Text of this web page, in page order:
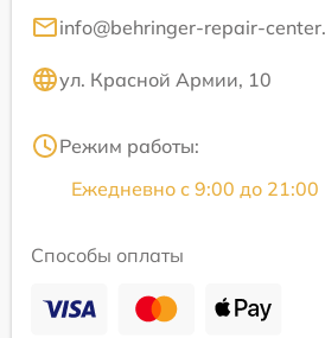
info@behringer-repair-
ул. Красной Армии, 10
Режим работы:
Ежедневно с 9:00 до 21:00
Способы оплаты